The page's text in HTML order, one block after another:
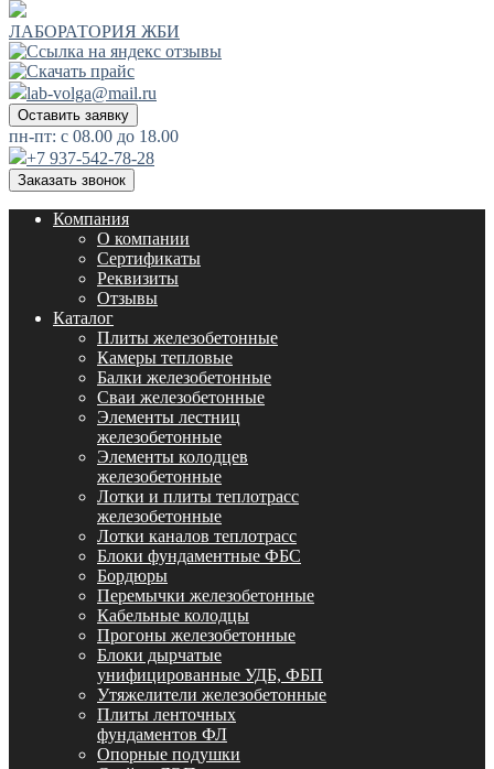
ЛАБОРАТОРИЯ ЖБИ
lab-volga@mail.ru
Оставить заявку
пн-пт: с 08.00 до 18.00
+7 937-542-78-28
Заказать звонок
Компания
О компании
Сертификаты
Реквизиты
Отзывы
Каталог
Плиты железобетонные
Камеры тепловые
Балки железобетонные
Сваи железобетонные
Элементы лестниц
железобетонные
Элементы колодцев
железобетонные
Лотки и плиты теплотрасс
железобетонные
Лотки каналов теплотрасс
Блоки фундаментные ФБС
Бордюры
Перемычки железобетонные
Кабельные колодцы
Прогоны железобетонные
Блоки дырчатые
унифицированные УДБ, ФБП
Утяжелители железобетонные
Плиты ленточных
фундаментов ФЛ
Опорные подушки